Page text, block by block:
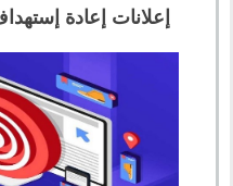
إعلانات إعادة